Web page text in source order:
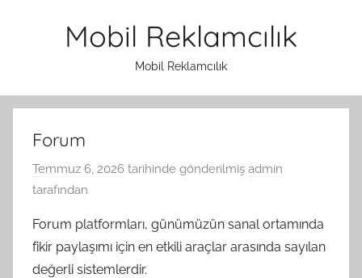
Mobil Reklamcılık
Mobil Reklamcılık
Forum
Temmuz 6, 2026 tarihinde gönderilmiş admin
tarafından
Forum platformları, günümüzün sanal ortamında
fikir paylaşımı için en etkili araçlar arasında sayılan
değerli sistemlerdir.